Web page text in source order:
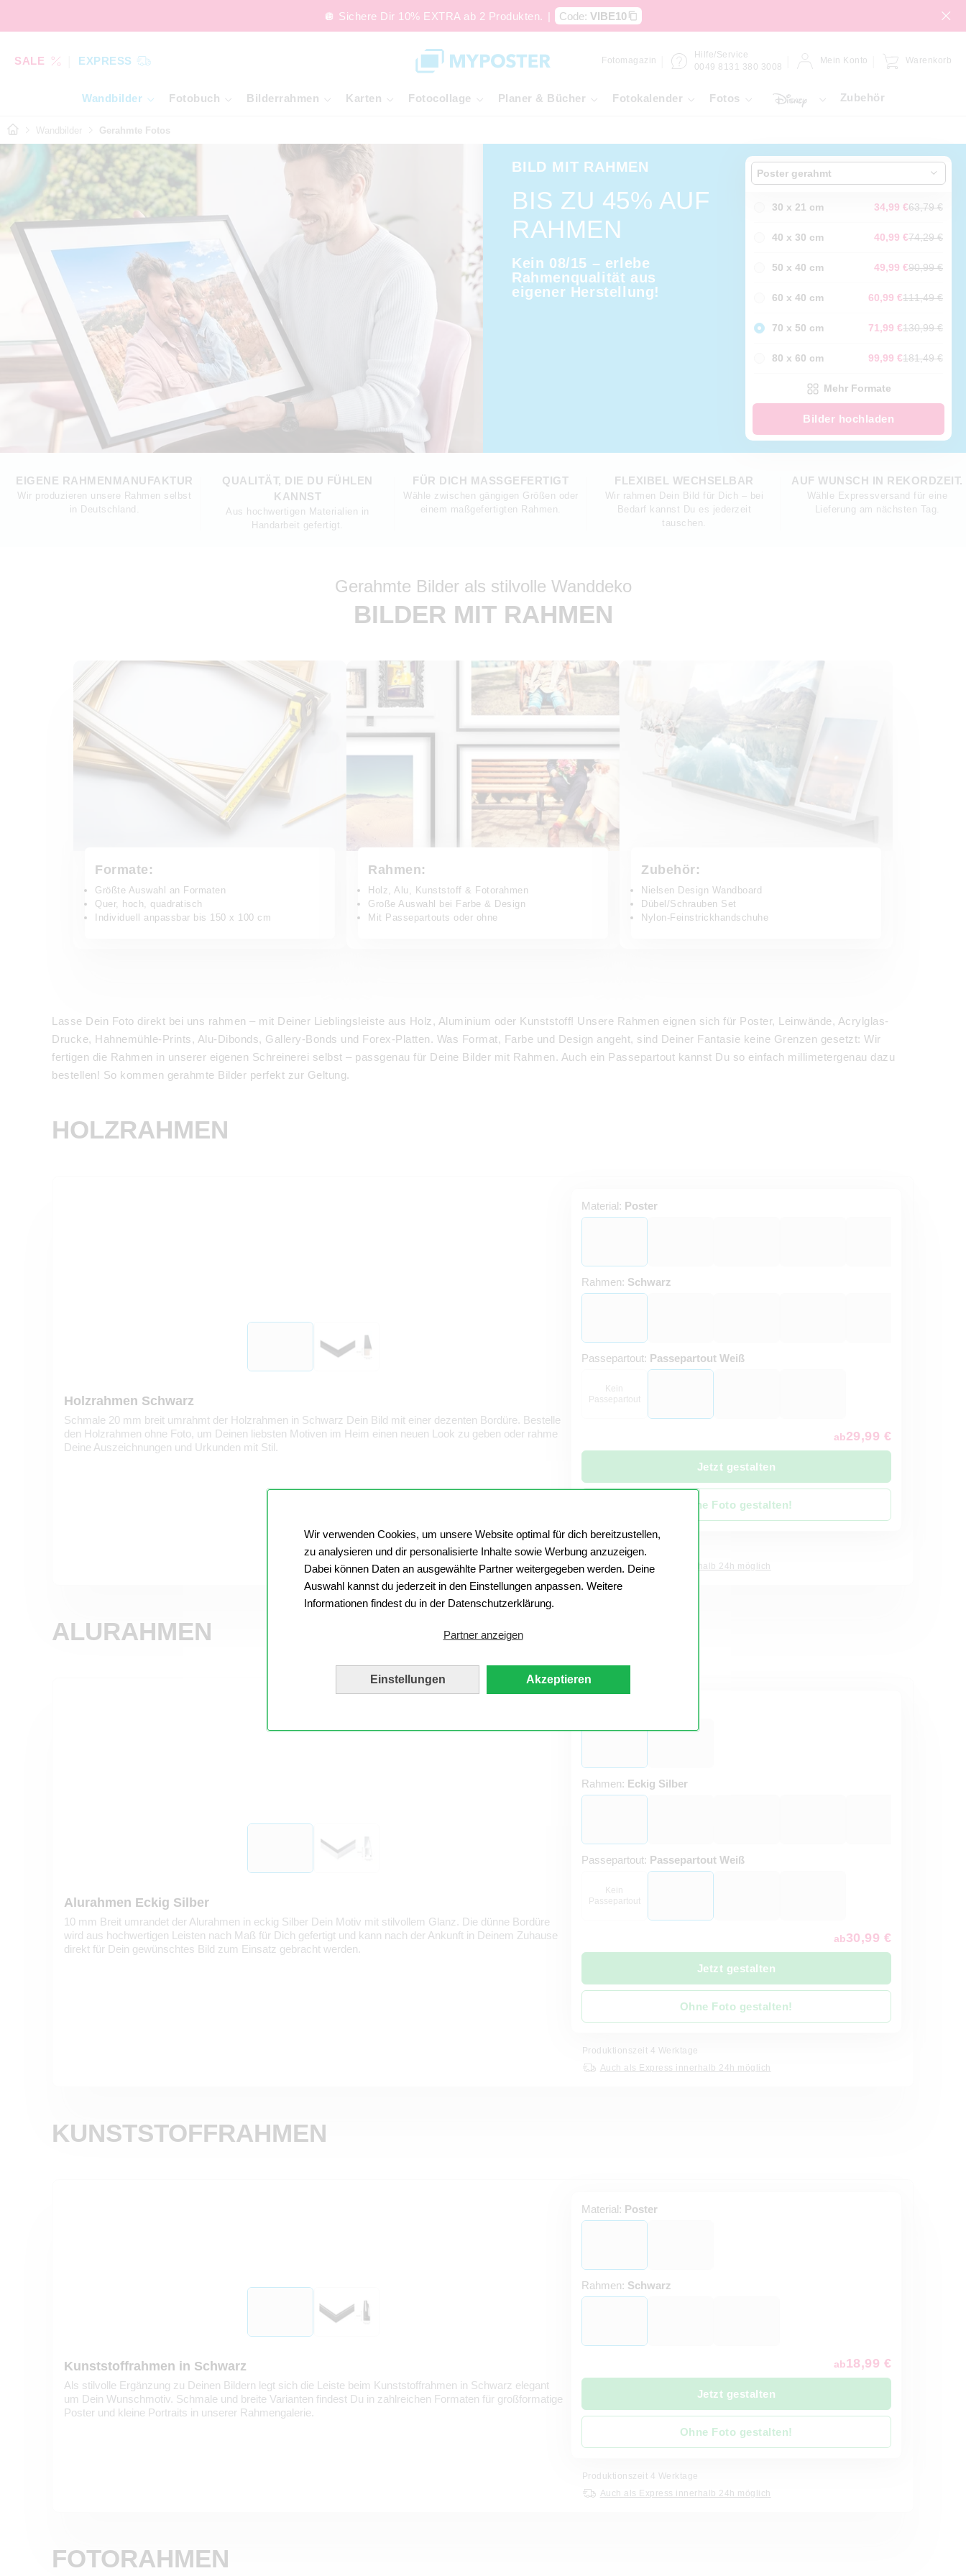
Wir verwenden Cookies, um unsere Website optimal für dich bereitzustellen,
zu analysieren und dir personalisierte Inhalte sowie Werbung anzuzeigen.
Dabei können Daten an ausgewählte Partner weitergegeben werden. Deine
Auswahl kannst du jederzeit in den Einstellungen anpassen. Weitere
Informationen findest du in der Datenschutzerklärung.
Partner anzeigen
Einstellungen Akzeptieren
🪩 Sichere Dir 10% EXTRA ab 2 Produkten. | Code: VIBE10
SALE EXPRESS Fotomagazin
Hilfe/Service
0049 8131 380 3008
Mein Konto Warenkorb
Wandbilder Fotobuch Bilderrahmen Karten Fotocollage Planer & Bücher Fotokalender Fotos Zubehör
Wandbilder Gerahmte Fotos
BILD MIT RAHMEN
BIS ZU 45% AUF
RAHMEN
Kein 08/15 – erlebe
Rahmenqualität aus
eigener Herstellung!
EIGENE RAHMENMANUFAKTUR
Wir produzieren unsere Rahmen selbst
in Deutschland.
QUALITÄT, DIE DU FÜHLEN
KANNST
Aus hochwertigen Materialien in
Handarbeit gefertigt.
FÜR DICH MASSGEFERTIGT
Wähle zwischen gängigen Größen oder
einem maßgefertigten Rahmen.
FLEXIBEL WECHSELBAR
Wir rahmen Dein Bild für Dich – bei
Bedarf kannst Du es jederzeit
tauschen.
AUF WUNSCH IN REKORDZEIT.
Wähle Expressversand für eine
Lieferung am nächsten Tag.
Poster gerahmt
30 x 21 cm 34,99 €63,79 €
40 x 30 cm 40,99 €74,29 €
50 x 40 cm 49,99 €90,99 €
60 x 40 cm 60,99 €111,49 €
70 x 50 cm 71,99 €130,99 €
80 x 60 cm 99,99 €181,49 €
Mehr Formate
Bilder hochladen
Gerahmte Bilder als stilvolle Wanddeko
BILDER MIT RAHMEN
Formate:
Größte Auswahl an Formaten
Quer, hoch, quadratisch
Individuell anpassbar bis 150 x 100 cm
Rahmen:
Holz, Alu, Kunststoff & Fotorahmen
Große Auswahl bei Farbe & Design
Mit Passepartouts oder ohne
Zubehör:
Nielsen Design Wandboard
Dübel/Schrauben Set
Nylon-Feinstrickhandschuhe
Lasse Dein Foto direkt bei uns rahmen – mit Deiner Lieblingsleiste aus Holz, Aluminium oder Kunststoff! Unsere Rahmen eignen sich für Poster, Leinwände, Acrylglas-
Drucke, Hahnemühle-Prints, Alu-Dibonds, Gallery-Bonds und Forex-Platten. Was Format, Farbe und Design angeht, sind Deiner Fantasie keine Grenzen gesetzt: Wir
fertigen die Rahmen in unserer eigenen Schreinerei selbst – passgenau für Deine Bilder mit Rahmen. Auch ein Passepartout kannst Du so einfach millimetergenau dazu
bestellen! So kommen gerahmte Bilder perfekt zur Geltung.
HOLZRAHMEN
Holzrahmen Schwarz
Schmale 20 mm breit umrahmt der Holzrahmen in Schwarz Dein Bild mit einer dezenten Bordüre. Bestelle
den Holzrahmen ohne Foto, um Deinen liebsten Motiven im Heim einen neuen Look zu geben oder rahme
Deine Auszeichnungen und Urkunden mit Stil.
Material: Poster
Rahmen: Schwarz
Passepartout: Passepartout Weiß
Kein
Passepartout
ab29,99 €
Jetzt gestalten
Ohne Foto gestalten!
Produktionszeit 4 Werktage
Auch als Express innerhalb 24h möglich
ALURAHMEN
Alurahmen Eckig Silber
10 mm Breit umrandet der Alurahmen in eckig Silber Dein Motiv mit stilvollem Glanz. Die dünne Bordüre
wird aus hochwertigen Leisten nach Maß für Dich gefertigt und kann nach der Ankunft in Deinem Zuhause
direkt für Dein gewünschtes Bild zum Einsatz gebracht werden.
Rahmen: Eckig Silber
Passepartout: Passepartout Weiß
Kein
Passepartout
ab30,99 €
Jetzt gestalten
Ohne Foto gestalten!
Produktionszeit 4 Werktage
Auch als Express innerhalb 24h möglich
KUNSTSTOFFRAHMEN
Kunststoffrahmen in Schwarz
Als stilvolle Ergänzung zu Deinen Bildern legt sich die Leiste beim Kunststoffrahmen in Schwarz elegant
um Dein Wunschmotiv. Schmale und breite Varianten findest Du in zahlreichen Formaten für großformatige
Poster und kleine Portraits in unserer Rahmengalerie.
Material: Poster
Rahmen: Schwarz
ab18,99 €
Jetzt gestalten
Ohne Foto gestalten!
Produktionszeit 4 Werktage
Auch als Express innerhalb 24h möglich
FOTORAHMEN